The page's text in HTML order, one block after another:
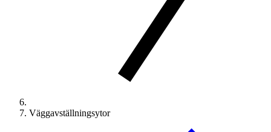
Väggavställningsytor